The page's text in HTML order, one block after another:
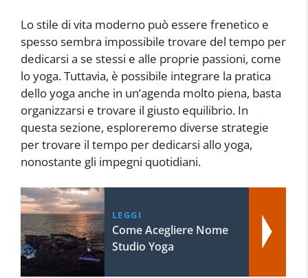
Lo stile di vita moderno può essere frenetico e
spesso sembra impossibile trovare del tempo per
dedicarsi a se stessi e alle proprie passioni, come
lo yoga. Tuttavia, è possibile integrare la pratica
dello yoga anche in un’agenda molto piena, basta
organizzarsi e trovare il giusto equilibrio. In
questa sezione, esploreremo diverse strategie
per trovare il tempo per dedicarsi allo yoga,
nonostante gli impegni quotidiani.
LEGGI
Come Acegliere Nome
Studio Yoga